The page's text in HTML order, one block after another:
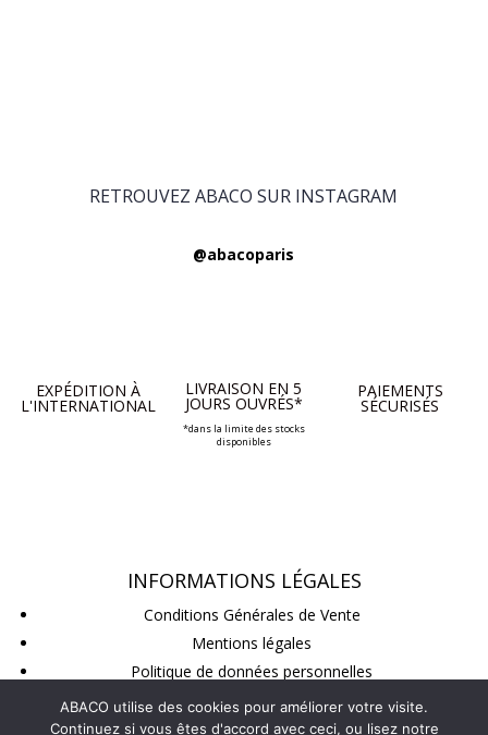
RETROUVEZ ABACO SUR INSTAGRAM
@abacoparis
EXPÉDITION À
L'INTERNATIONAL
LIVRAISON EN 5
JOURS OUVRÉS*
*dans la limite des stocks
disponibles
PAIEMENTS
SÉCURISÉS
INFORMATIONS LÉGALES
Conditions Générales de Vente
Mentions légales
Politique de données personnelles
Conditions de retour
ABACO utilise des cookies pour améliorer votre visite.
Continuez si vous êtes d'accord avec ceci, ou lisez notre